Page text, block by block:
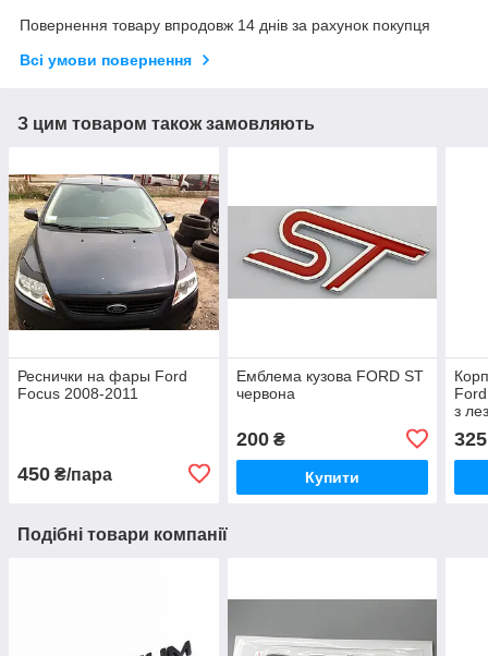
Повернення товару впродовж 14 днів за рахунок покупця
Всі умови повернення
З цим товаром також замовляють
Реснички на фары Ford
Focus 2008-2011
450 ₴/пара
Емблема кузова FORD ST
червона
200₴
Купити
з
325
Подібні товари компанії